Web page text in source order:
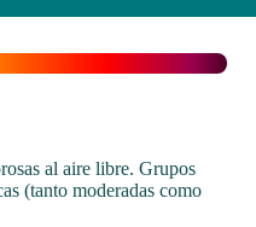
al aire libre. Grupos
(tanto moderadas como